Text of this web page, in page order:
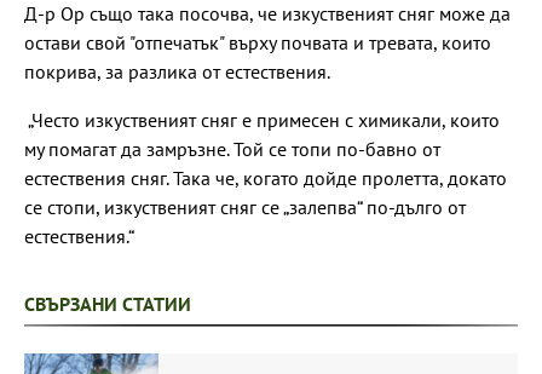
Д-р Ор също така посочва, че изкуственият сняг може да
остави свой "отпечатък" върху почвата и тревата, които
покрива, за разлика от естествения.
„Често изкуственият сняг е примесен с химикали, които
му помагат да замръзне. Той се топи по-бавно от
естествения сняг. Така че, когато дойде пролетта, докато
се стопи, изкуственият сняг се „залепва“ по-дълго от
естествения.“
СВЪРЗАНИ СТАТИИ